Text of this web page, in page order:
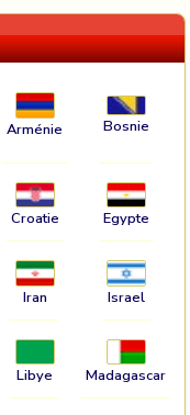
Arménie Bosnie
Croatie Egypte
Iran Israel
Libye Madagascar